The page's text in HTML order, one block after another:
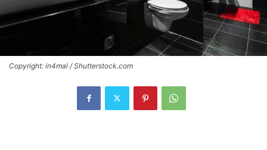
Copyright: in4mal / Shutterstock.com